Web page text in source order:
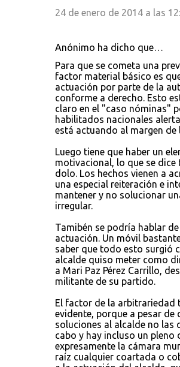
24 de enero de 2014 a las
Anónimo ha dicho que…
Para que se cometa una
factor material básico es
actuación por parte de la
conforme a derecho. Esto
claro en el "caso nóminas"
habilitados nacionales
está actuando al margen de
Luego tiene que haber un
motivacional, lo que se dice
dolo. Los hechos vienen a
una especial reiteración e
mantener y no solucionar
irregular.
Tamibén se podría hablar
actuación. Un móvil
saber que todo esto surgió
alcalde quiso meter como
a Mari Paz Pérez Carrillo,
militante de su partido.
El factor de la arbitrariedad
evidente, porque a pesar de
soluciones al alcalde no las
cabo y hay incluso un pleno
expresamente la cámara
raíz cualquier coartada o